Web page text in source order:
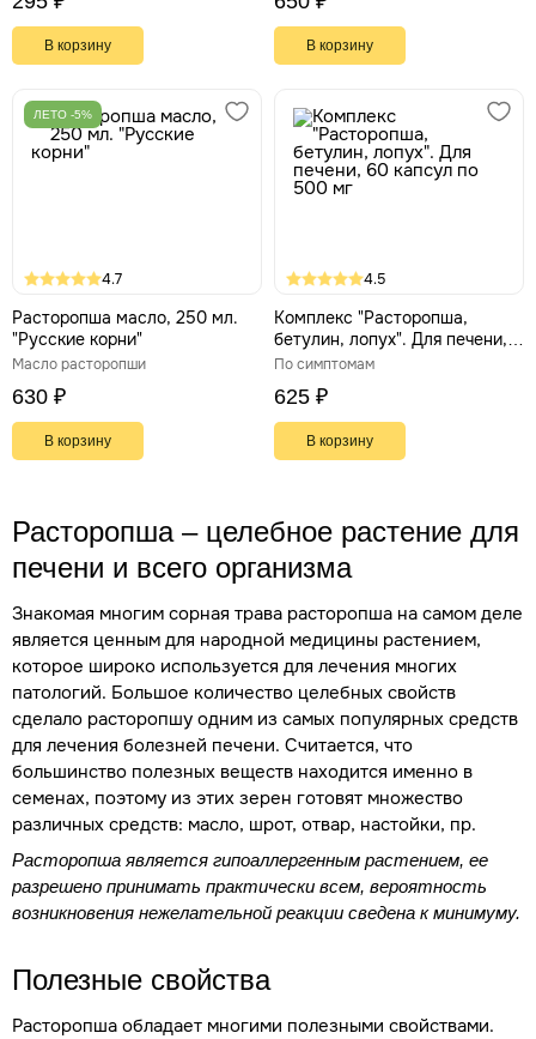
В корзину В корзину
ЛЕТО -5%
4.7
Расторопша масло, 250 мл.
"Русские корни"
Масло расторопши
630 ₽
В корзину
4.5
Комплекс "Расторопша,
бетулин, лопух". Для печени,
60 капсул по 500 мг
По симптомам
625 ₽
В корзину
Расторопша – целебное растение для
печени и всего организма
Знакомая многим сорная трава расторопша на самом деле
является ценным для народной медицины растением,
которое широко используется для лечения многих
патологий. Большое количество целебных свойств
сделало расторопшу одним из самых популярных средств
для лечения болезней печени. Считается, что
большинство полезных веществ находится именно в
семенах, поэтому из этих зерен готовят множество
различных средств: масло, шрот, отвар, настойки, пр.
Расторопша является гипоаллергенным растением, ее
разрешено принимать практически всем, вероятность
возникновения нежелательной реакции сведена к минимуму.
Полезные свойства
Расторопша обладает многими полезными свойствами.